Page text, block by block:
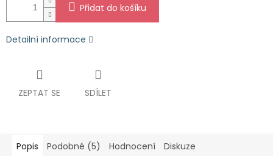
Přidat do košíku
Detailní informace
ZEPTAT SE SDÍLET
Popis Podobné (5) Hodnocení Diskuze